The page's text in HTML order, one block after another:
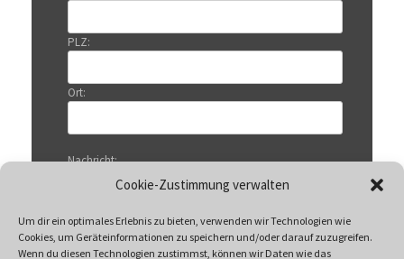
Cookie-Zustimmung verwalten
Um dir ein optimales Erlebnis zu bieten, verwenden wir Technologien wie
Cookies, um Geräteinformationen zu speichern und/oder darauf zuzugreifen.
Wenn du diesen Technologien zustimmst, können wir Daten wie das
PLZ:
Ort:
Nachricht: